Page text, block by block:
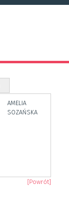
AMELIA
SOZAŃSKA
[Powrót]